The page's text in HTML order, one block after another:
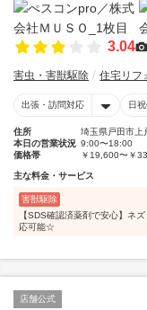
3.04
害虫・害獣駆除 住宅リフ
出張・訪問対応 日
住所
埼玉県戸田市上
本日の営業状況 9:00〜18:00
価格帯
￥19,600〜￥
主な料金・サービス
害獣駆除
【SDS確認済薬剤で安心】ネ
応可能☆
店舗公式